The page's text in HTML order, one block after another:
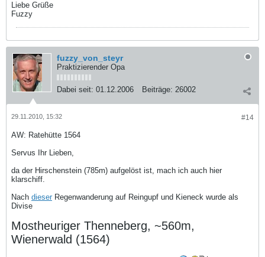
Liebe Grüße
Fuzzy
fuzzy_von_steyr
Praktizierender Opa
Dabei seit: 01.12.2006 Beiträge: 26002
#14
29.11.2010, 15:32
AW: Ratehütte 1564
Servus Ihr Lieben,
da der Hirschenstein (785m) aufgelöst ist, mach ich auch hier
klarschiff.
Nach dieser Regenwanderung auf Reingupf und Kieneck wurde als
Divise
Mostheuriger Thenneberg, ~560m,
Wienerwald (1564)